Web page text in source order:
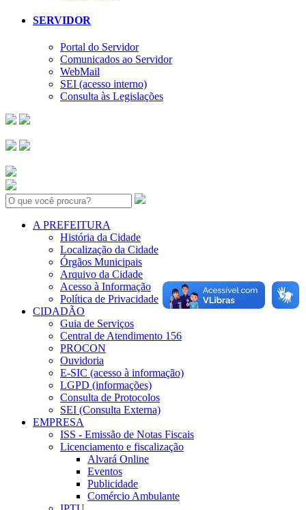
SERVIDOR
Portal do Servidor
Comunicados ao Servidor
WebMail
SEI (acesso interno)
Consulta às Legislações
Search:
A PREFEITURA
História da Cidade
Localização da Cidade
Órgãos Municipais
Arquivo da Cidade
Acesso à Informação
Política de Privacidade
CIDADÃO
Guia de Serviços
Central de Atendimento 156
PROCON
Ouvidoria
E-SIC (acesso à informação)
LGPD (informações)
Consulta de Protocolos
SEI (Consulta Externa)
EMPRESA
ISS - Emissão de Notas Fiscais
Licenciamento e fiscalização
Alvará Online
Eventos
Publicidade
Comércio Ambulante